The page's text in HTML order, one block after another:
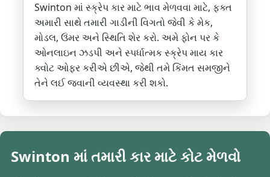
Swinton માં સ્ક્રેપ કાર માટે ભાવ મેળવવા માટે, ફક્ત
અમારી સાથે તમારી ગાડીની વિગતો જેવી કે મેક,
મોડલ, ઉંમર અને સ્થિતિ શેર કરો. અમે ફોન પર કે
ઓનલાઇન ઝડપી અને સ્પર્ધાત્મક સ્ક્રેપ માય કાર
ક્વોટ ઓફર કરીએ છીએ, જેથી તમે કિંમત સમજીને
તેને લઈ જવાની વ્યવસ્થા કરી શકો.
Swinton માં તમારી કાર માટે કોટ મેળવો